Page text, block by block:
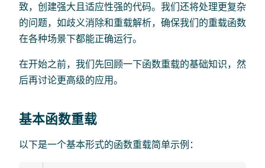
致，创建强大且适应性强的代码。我们还将处理更复杂
的问题，如歧义消除和重载解析，确保我们的重载函数
在各种场景下都能正确运行。
在开始之前，我们先回顾一下函数重载的基础知识，然
后再讨论更高级的应用。
基本函数重载
以下是一个基本形式的函数重载简单示例：